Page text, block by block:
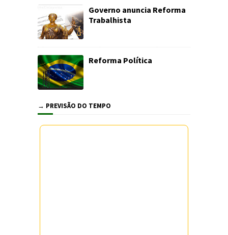
Governo anuncia Reforma
Trabalhista
Reforma Política
→ PREVISÃO DO TEMPO